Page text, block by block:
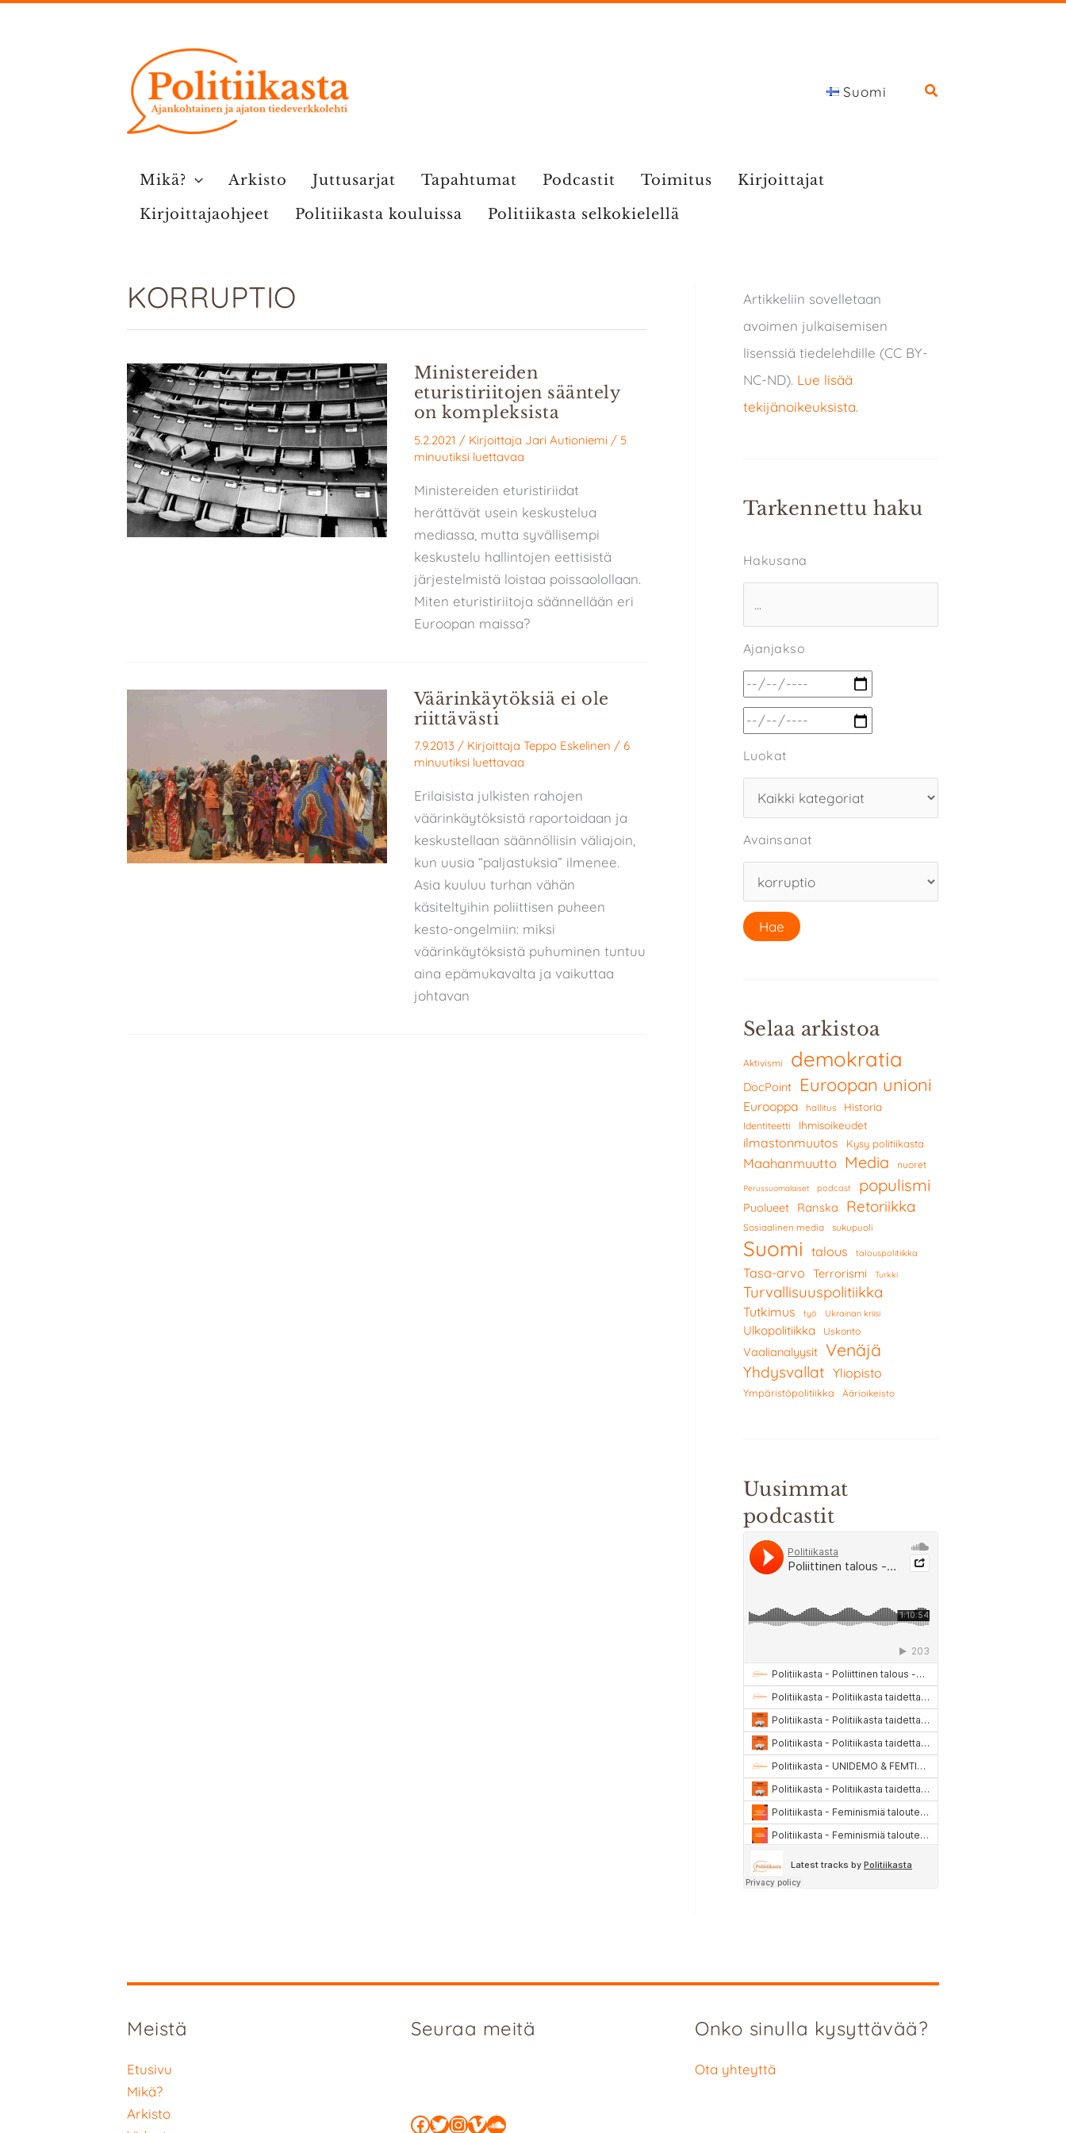
Suomi
Mikä? Arkisto Juttusarjat Tapahtumat Podcastit Toimitus
Kirjoittajat
Kirjoittajaohjeet
Politiikasta kouluissa Politiikasta selkokielellä
KORRUPTIO
Ministereiden
eturistiriitojen sääntely
on kompleksista
5.2.2021 / Kirjoittaja Jari Autioniemi/ 5
minuutiksi luettavaa
Ministereiden eturistiriidat
herättävät usein keskustelua
mediassa, mutta syvällisempi
keskustelu hallintojen eettisistä
järjestelmistä loistaa poissaolollaan.
Miten eturistiriitoja säännellään eri
Euroopan maissa?
Väärinkäytöksiä ei ole
riittävästi
7.9.2013 / Kirjoittaja Teppo Eskelinen / 6
minuutiksi luettavaa
Erilaisista julkisten rahojen
väärinkäytöksistä raportoidaan ja
keskustellaan säännöllisin väliajoin,
kun uusia “paljastuksia” ilmenee.
Asia kuuluu turhan vähän
käsiteltyihin poliittisen puheen
kesto-ongelmiin: miksi
väärinkäytöksistä puhuminen tuntuu
aina epämukavalta ja vaikuttaa
johtavan
Artikkeliin sovelletaan
avoimen julkaisemisen
lisenssiä tiedelehdille (CC BY-
NC-ND). Lue lisää
tekijänoikeuksista.
Tarkennettu haku
Hakusana
Ajanjakso
Luokat
Avainsanat
Selaa arkistoa
Aktivismi demokratia
DocPoint Euroopan unioni
Eurooppa hallitus Historia
Identiteetti Ihmisoikeudet
ilmastonmuutos Kysy politiikasta
Maahanmuutto Media nuoret
Perussuomalaiset podcast populismi
Puolueet Ranska Retoriikka
Sosiaalinen media sukupuoli
Suomi talous talouspolitiikka
Tasa-arvo Terrorismi Turkki
Turvallisuuspolitiikka
Tutkimus työ Ukrainan kriisi
Ulkopolitiikka Uskonto
Vaalianalyysit Venäjä
Yhdysvallat Yliopisto
Ympäristöpolitiikka Äärioikeisto
Uusimmat
podcastit
Meistä
Etusivu
Mikä?
Arkisto
Seuraa meitä
Facebook
Twitter
Instagram
Vimeo
SoundCloud
Onko sinulla kysyttävää?
Ota yhteyttä